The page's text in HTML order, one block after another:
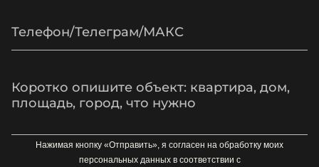
Нажимая кнопку «Отправить», я согласен на обработку моих
персональных данных в соответствии с